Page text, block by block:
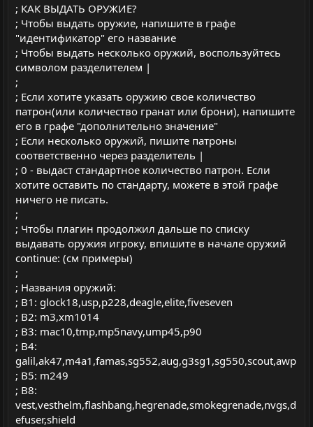
; КАК ВЫДАТЬ ОРУЖИЕ?
; Чтобы выдать оружие, напишите в графе
"идентификатор" его название
; Чтобы выдать несколько оружий, воспользуйтесь
символом разделителем |
;
; Если хотите указать оружию свое количество
патрон(или количество гранат или брони), напишите
его в графе "дополнительно значение"
; Если несколько оружий, пишите патроны
соответственно через разделитель |
; 0 - выдаст стандартное количество патрон. Если
хотите оставить по стандарту, можете в этой графе
ничего не писать.
;
; Чтобы плагин продолжил дальше по списку
выдавать оружия игроку, впишите в начале оружий
continue: (см примеры)
;
; Названия оружий:
; B1: glock18,usp,p228,deagle,elite,fiveseven
; B2: m3,xm1014
; B3: mac10,tmp,mp5navy,ump45,p90
; B4:
galil,ak47,m4a1,famas,sg552,aug,g3sg1,sg550,scout,awp
; B5: m249
; B8:
vest,vesthelm,flashbang,hegrenade,smokegrenade,nvgs,d
efuser,shield